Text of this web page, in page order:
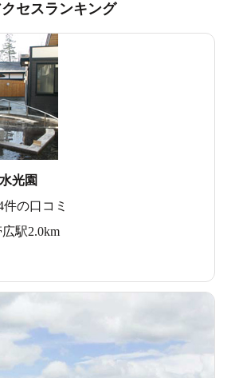
セスランキング
光園
件の口コミ
駅2.0km